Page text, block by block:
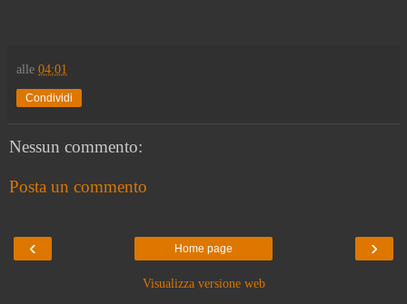
alle 04:01
Condividi
Nessun commento:
Posta un commento
‹ ›
Home page
Visualizza versione web